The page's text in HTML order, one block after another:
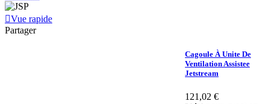
Vue rapide
Partager
Cagoule À Unite De
Ventilation Assistee
Jetstream
121,02 €